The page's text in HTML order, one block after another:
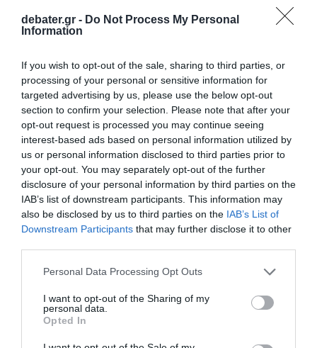
debater.gr - Do Not Process My Personal
Information
If you wish to opt-out of the sale, sharing to third parties, or
processing of your personal or sensitive information for
targeted advertising by us, please use the below opt-out
section to confirm your selection. Please note that after your
opt-out request is processed you may continue seeing
interest-based ads based on personal information utilized by
us or personal information disclosed to third parties prior to
your opt-out. You may separately opt-out of the further
disclosure of your personal information by third parties on the
IAB’s list of downstream participants. This information may
also be disclosed by us to third parties on the IAB’s List of
Downstream Participants that may further disclose it to other
Please note that this website/app uses one or more Google
not limited to your visit or usage behaviour. You may click to
grant or deny consent to Google and its third-party tags to
use your data for below specified purposes in below Google
consent section.
Personal Data Processing Opt Outs
I want to opt-out of the Sharing of my
personal data.
Opted In
VIDEO